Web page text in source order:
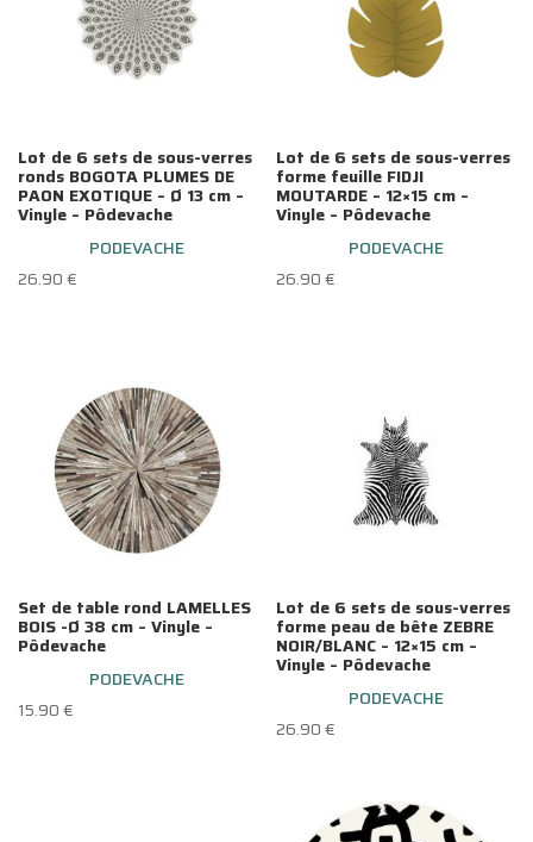
Lot de 6 sets de sous-verres
ronds BOGOTA PLUMES DE
PAON EXOTIQUE – Ø 13 cm –
Vinyle – Pôdevache
PODEVACHE
26.90€
Lot de 6 sets de sous-verres
forme feuille FIDJI
MOUTARDE – 12×15 cm –
Vinyle – Pôdevache
PODEVACHE
26.90€
Set de table rond LAMELLES
BOIS -Ø 38 cm – Vinyle –
Pôdevache
PODEVACHE
15.90€
Lot de 6 sets de sous-verres
forme peau de bête ZEBRE
NOIR/BLANC – 12×15 cm –
Vinyle – Pôdevache
PODEVACHE
26.90€